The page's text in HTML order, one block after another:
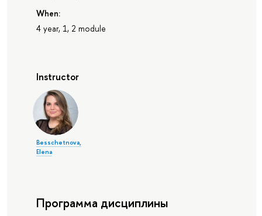
When:
4 year, 1, 2 module
Instructor
Besschetnova,
Elena
Программа дисциплины